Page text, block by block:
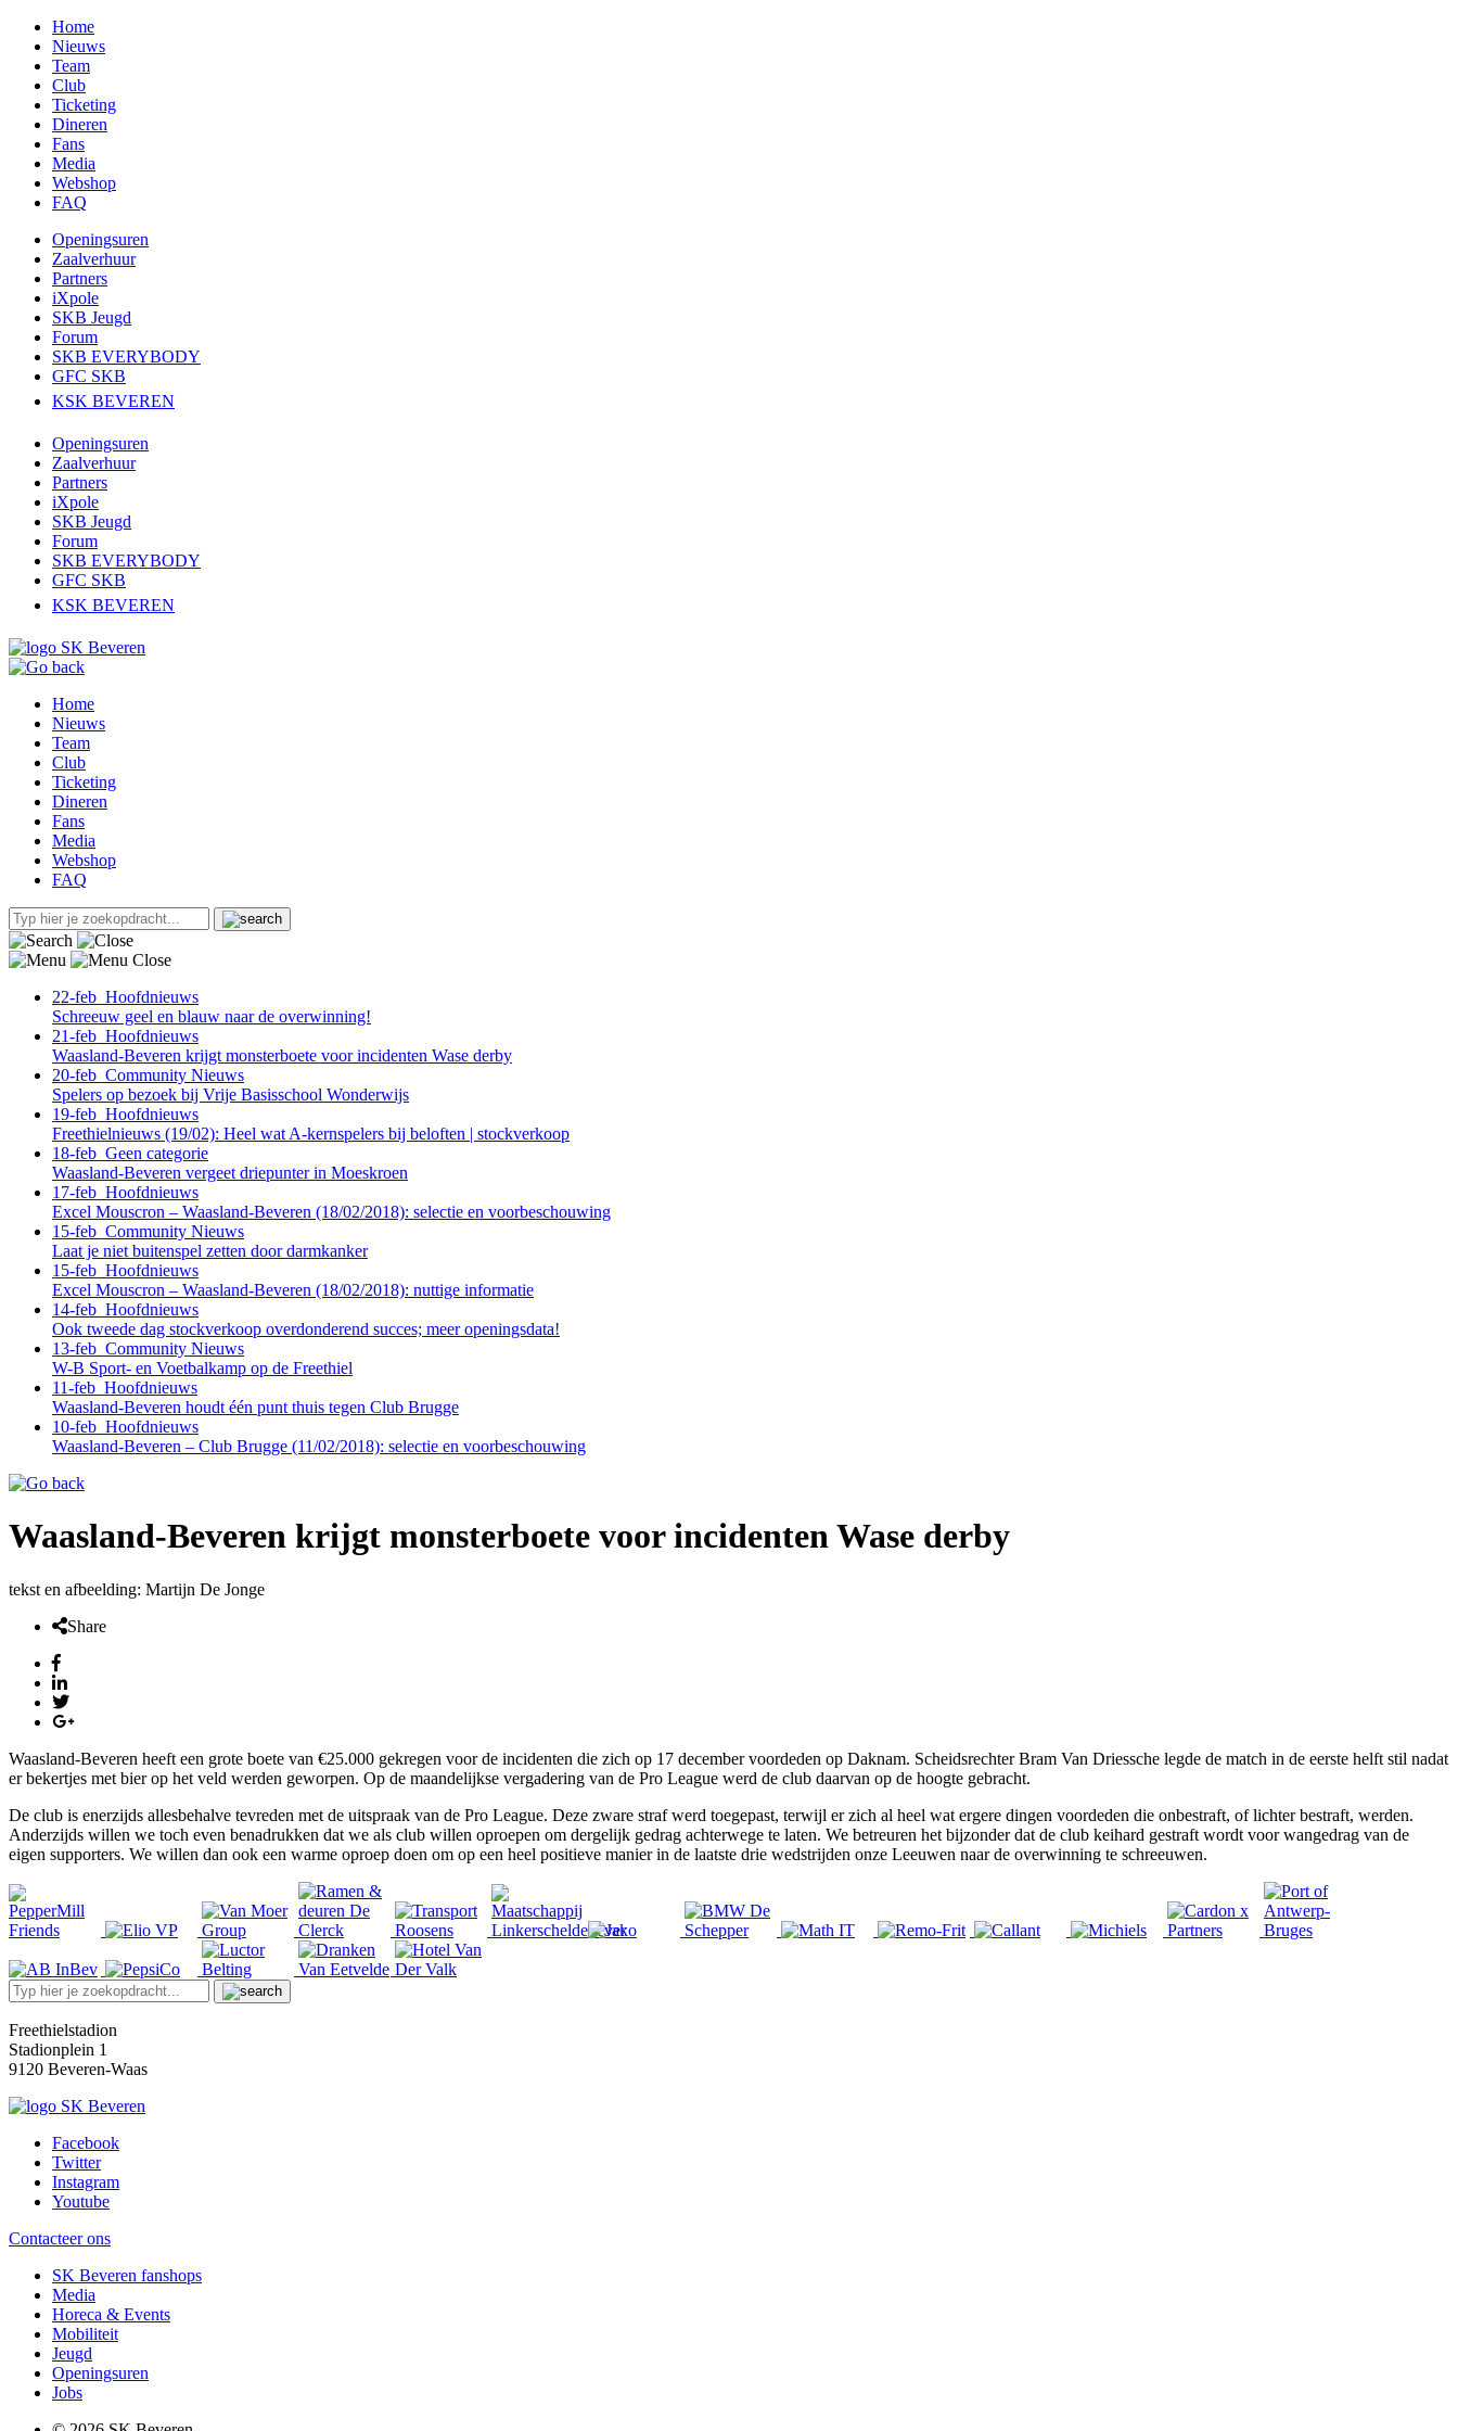
Home
Nieuws
Team
Club
Ticketing
Dineren
Fans
Media
Webshop
FAQ
Openingsuren
Zaalverhuur
Partners
iXpole
SKB Jeugd
Forum
SKB EVERYBODY
GFC SKB
KSK BEVEREN
Openingsuren
Zaalverhuur
Partners
iXpole
SKB Jeugd
Forum
SKB EVERYBODY
GFC SKB
KSK BEVEREN
Home
Nieuws
Team
Club
Ticketing
Dineren
Fans
Media
Webshop
FAQ
22-feb Hoofdnieuws
Schreeuw geel en blauw naar de overwinning!
21-feb Hoofdnieuws
Waasland-Beveren krijgt monsterboete voor incidenten Wase derby
20-feb Community Nieuws
Spelers op bezoek bij Vrije Basisschool Wonderwijs
19-feb Hoofdnieuws
Freethielnieuws (19/02): Heel wat A-kernspelers bij beloften | stockverkoop
18-feb Geen categorie
Waasland-Beveren vergeet driepunter in Moeskroen
17-feb Hoofdnieuws
Excel Mouscron – Waasland-Beveren (18/02/2018): selectie en voorbeschouwing
15-feb Community Nieuws
Laat je niet buitenspel zetten door darmkanker
15-feb Hoofdnieuws
Excel Mouscron – Waasland-Beveren (18/02/2018): nuttige informatie
14-feb Hoofdnieuws
Ook tweede dag stockverkoop overdonderend succes; meer openingsdata!
13-feb Community Nieuws
W-B Sport- en Voetbalkamp op de Freethiel
11-feb Hoofdnieuws
Waasland-Beveren houdt één punt thuis tegen Club Brugge
10-feb Hoofdnieuws
Waasland-Beveren – Club Brugge (11/02/2018): selectie en voorbeschouwing
Waasland-Beveren krijgt monsterboete voor incidenten Wase derby
tekst en afbeelding: Martijn De Jonge
Share
Waasland-Beveren heeft een grote boete van €25.000 gekregen voor de incidenten die zich op 17 december voordeden op Daknam. Scheidsrechter Bram Van Driessche legde de match in de eerste helft stil nadat
er bekertjes met bier op het veld werden geworpen. Op de maandelijkse vergadering van de Pro League werd de club daarvan op de hoogte gebracht.
De club is enerzijds allesbehalve tevreden met de uitspraak van de Pro League. Deze zware straf werd toegepast, terwijl er zich al heel wat ergere dingen voordeden die onbestraft, of lichter bestraft, werden.
Anderzijds willen we toch even benadrukken dat we als club willen oproepen om dergelijk gedrag achterwege te laten. We betreuren het bijzonder dat de club keihard gestraft wordt voor wangedrag van de
eigen supporters. We willen dan ook een warme oproep doen om op een heel positieve manier in de laatste drie wedstrijden onze Leeuwen naar de overwinning te schreeuwen.
Freethielstadion
Stadionplein 1
9120 Beveren-Waas
Facebook
Twitter
Instagram
Youtube
Contacteer ons
SK Beveren fanshops
Media
Horeca & Events
Mobiliteit
Jeugd
Openingsuren
Jobs